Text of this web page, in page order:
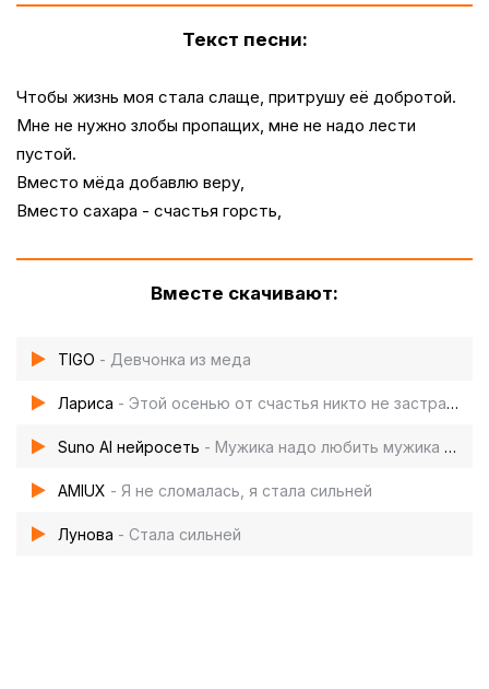
Текст песни:
Чтобы жизнь моя стала слаще, притрушу её добротой.
Мне не нужно злобы пропащих, мне не надо лести
пустой.
Вместо мёда добавлю веру,
Вместо сахара - счастья горсть,
Вместе скачивают:
TIGO - Девчонка из меда
Лариса - Этой осенью от счастья никто не застрахован
Suno AI нейросеть - Мужика надо любить мужика надо ценить
AMIUX - Я не сломалась, я стала сильней
Лунова - Стала сильней